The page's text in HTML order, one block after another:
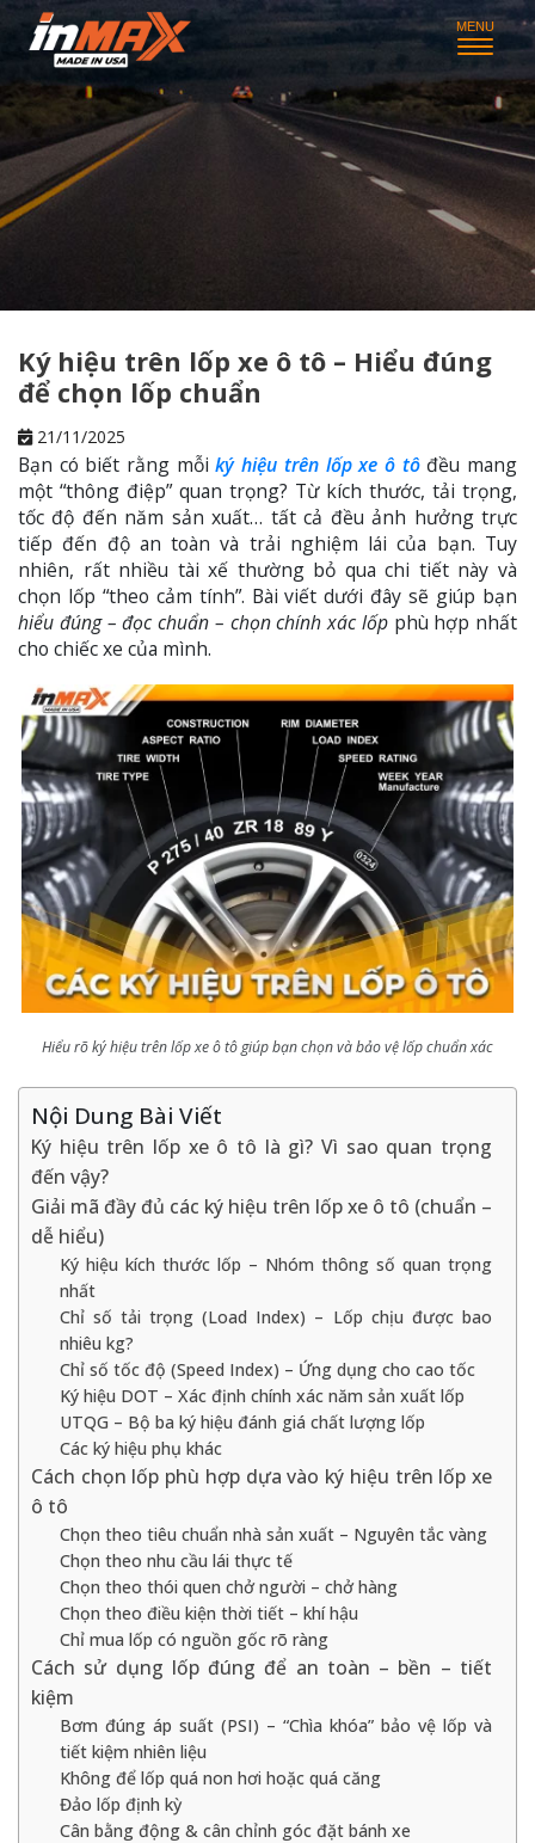
Ký hiệu trên lốp xe ô tô – Hiểu đúng
để chọn lốp chuẩn
21/11/2025
Bạn có biết rằng mỗiký hiệu trên lốp xe ô tôđều mang
một “thông điệp” quan trọng? Từ kích thước, tải trọng,
tốc độ đến năm sản xuất… tất cả đều ảnh hưởng trực
tiếp đến độ an toàn và trải nghiệm lái của bạn. Tuy
nhiên, rất nhiều tài xế thường bỏ qua chi tiết này và
chọn lốp “theo cảm tính”. Bài viết dưới đây sẽ giúp bạn
hiểu đúng – đọc chuẩn – chọn chính xác lốpphù hợp nhất
cho chiếc xe của mình.
Hiểu rõ ký hiệu trên lốp xe ô tô giúp bạn chọn và bảo vệ lốp chuẩn xác
Nội Dung Bài Viết
Ký hiệu trên lốp xe ô tô là gì? Vì sao quan trọng
đến vậy?
Giải mã đầy đủ các ký hiệu trên lốp xe ô tô (chuẩn –
dễ hiểu)
Ký hiệu kích thước lốp – Nhóm thông số quan trọng
nhất
Chỉ số tải trọng (Load Index) – Lốp chịu được bao
nhiêu kg?
Chỉ số tốc độ (Speed Index) – Ứng dụng cho cao tốc
Ký hiệu DOT – Xác định chính xác năm sản xuất lốp
UTQG – Bộ ba ký hiệu đánh giá chất lượng lốp
Các ký hiệu phụ khác
Cách chọn lốp phù hợp dựa vào ký hiệu trên lốp xe
ô tô
Chọn theo tiêu chuẩn nhà sản xuất – Nguyên tắc vàng
Chọn theo nhu cầu lái thực tế
Chọn theo thói quen chở người – chở hàng
Chọn theo điều kiện thời tiết – khí hậu
Chỉ mua lốp có nguồn gốc rõ ràng
Cách sử dụng lốp đúng để an toàn – bền – tiết
kiệm
Bơm đúng áp suất (PSI) – “Chìa khóa” bảo vệ lốp và
tiết kiệm nhiên liệu
Không để lốp quá non hơi hoặc quá căng
Đảo lốp định kỳ
Cân bằng động & cân chỉnh góc đặt bánh xe